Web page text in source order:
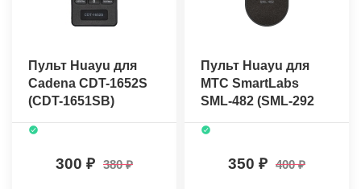
Пульт Huayu для
Cadena CDT-1652S
(CDT-1651SB)
300 380
Пульт Huayu для
МТС SmartLabs
SML-482 (SML-292
350 400